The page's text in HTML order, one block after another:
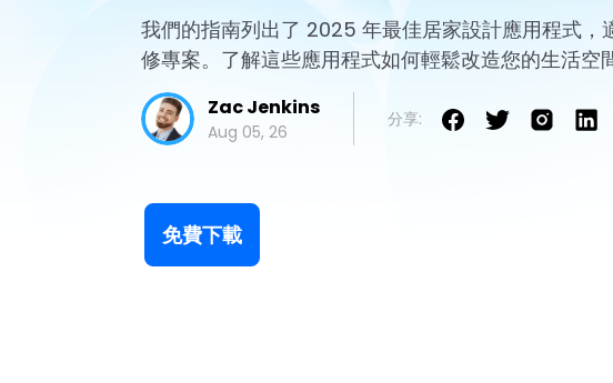
一站式 AI 創意工作室。
UniConverter
高速媒體轉換工具。
AI 影片、圖片、音樂生成器。
協作式心智圖工具。
聯盟行銷
組織結構圖
時間軸
甘特圖
電路圖
P&ID
網絡拓撲結構
EdrawMind 畫廊
各種
各種
各種
支援中
支援中
更新日
我們的指南列出了 2025 年最佳居家設計應用程式，
修專案。了解這些應用程式如何輕鬆改造您的生活空間
Zac Jenkins
Aug 05, 26
分享:
免費下載